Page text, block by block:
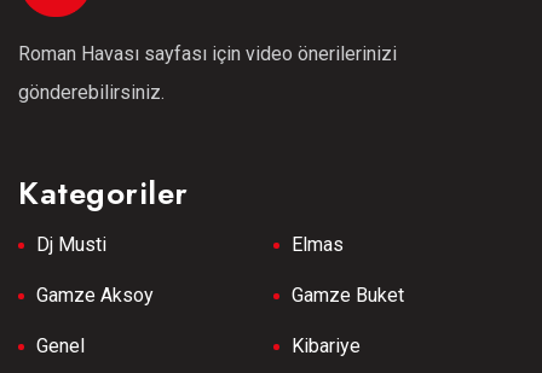
Roman Havası sayfası için video önerilerinizi
gönderebilirsiniz.
Kategoriler
Dj Musti Elmas
Gamze Aksoy Gamze Buket
Genel Kibariye